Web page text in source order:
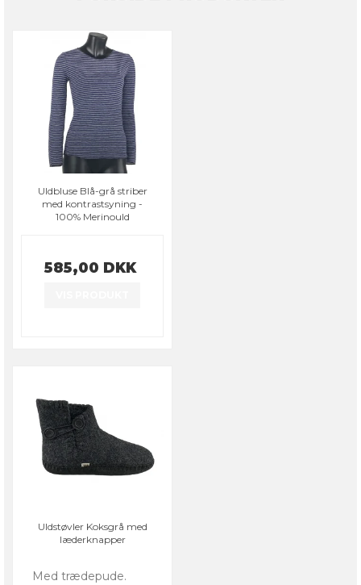
Uldbluse Blå-grå striber
med kontrastsyning -
100% Merinould
585,00 DKK
Uldstøvler Koksgrå med
læderknapper
Med trædepude.